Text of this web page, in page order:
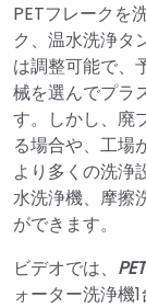
PETフレークを
ク、温水洗浄タ
は調整可能で、
械を選んでプラ
す。しかし、廃
る場合や、工場
より多くの洗浄
水洗浄機、摩擦
ができます。
ビデオでは、
ォーター洗浄機